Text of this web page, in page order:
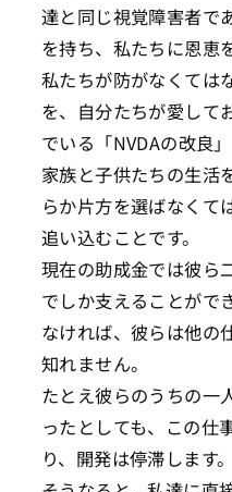
達と同じ視覚障害者で
を持ち、私たちに恩恵
私たちが防がなくては
を、自分たちが愛して
でいる「NVDAの改良
家族と子供たちの生活
らか片方を選ばなくて
追い込むことです。
現在の助成金では彼ら
でしか支えることがで
なければ、彼らは他の
知れません。
たとえ彼らのうちの一
ったとしても、この仕
り、開発は停滞します。